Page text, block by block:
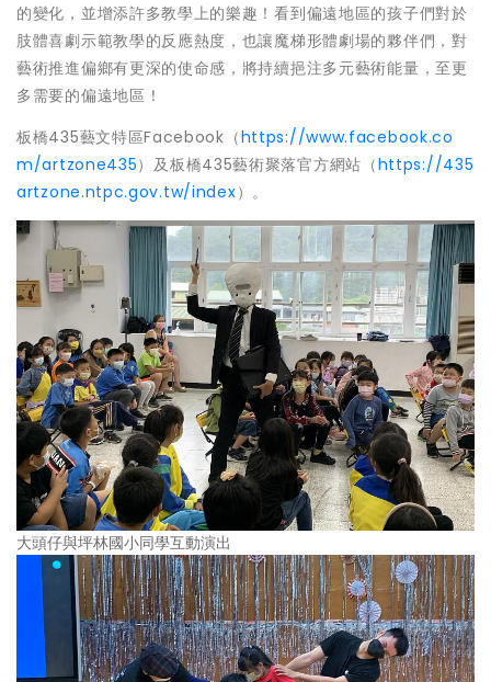
的變化，並增添許多教學上的樂趣！看到偏遠地區的孩子們對於
肢體喜劇示範教學的反應熱度，也讓魔梯形體劇場的夥伴們，對
藝術推進偏鄉有更深的使命感，將持續挹注多元藝術能量，至更
多需要的偏遠地區！
板橋435藝文特區Facebook（https://www.facebook.co
m/artzone435）及板橋435藝術聚落官方網站（https://435
artzone.ntpc.gov.tw/index）。
大頭仔與坪林國小同學互動演出